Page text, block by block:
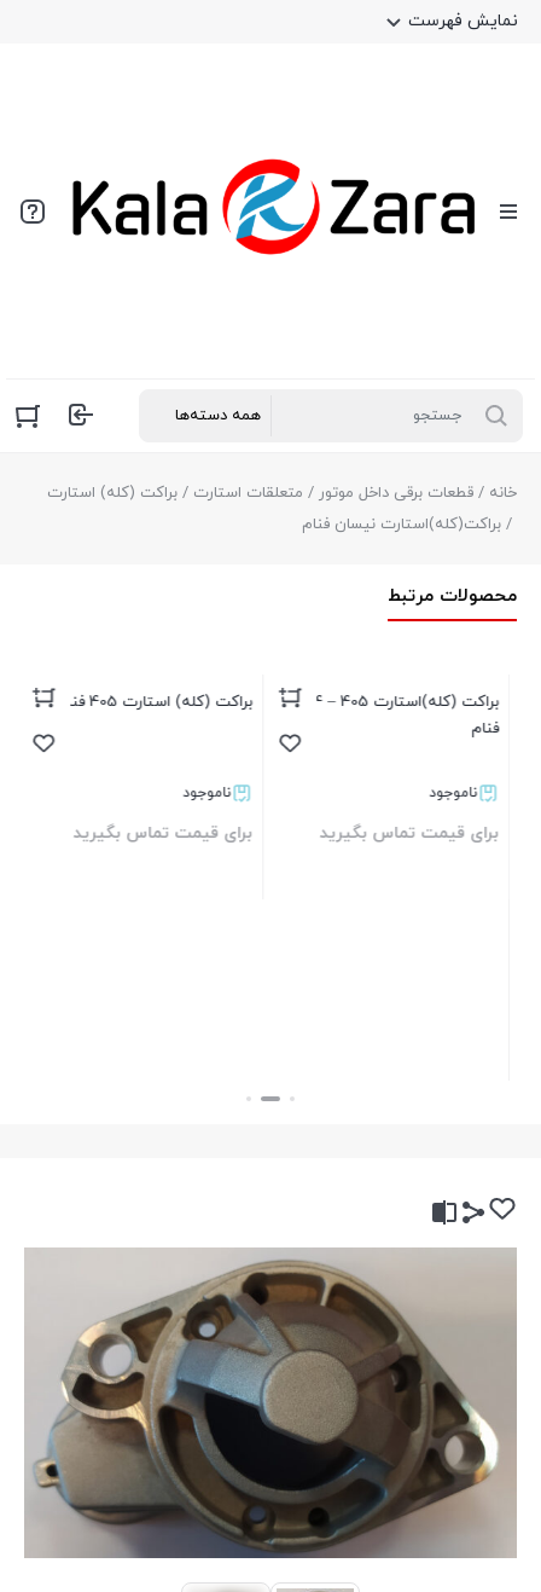
نمایش فهرست
خانه / قطعات برقی داخل موتور / متعلقات استارت / براکت (کله) استارت
/ براکت(کله)استارت نیسان فنام
محصولات مرتبط
براکت (کله)استارت 405 – 4زغاله
فنام
ناموجود
برای قیمت تماس بگیرید
براکت (کله) استارت 405 فنام
ناموجود
برای قیمت تماس بگیرید